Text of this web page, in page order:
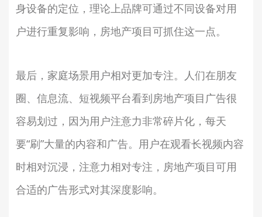
身设备的定位，理论上品牌可通过不同设备对用
户进行重复影响，房地产项目可抓住这一点。
最后，家庭场景用户相对更加专注。人们在朋友
圈、信息流、短视频平台看到房地产项目广告很
容易划过，因为用户注意力非常碎片化，每天
要“刷”大量的内容和广告。用户在观看长视频内容
时相对沉浸，注意力相对专注，房地产项目可用
合适的广告形式对其深度影响。